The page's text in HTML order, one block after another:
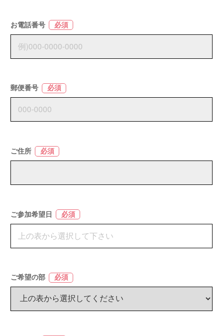
お電話番号 必須
郵便番号 必須
ご住所 必須
ご参加希望日 必須
ご希望の部 必須